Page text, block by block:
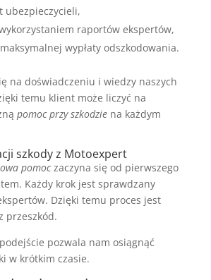
ubezpieczycieli,
raportów ekspertów,
wypłaty odszkodowania.
na doświadczeniu i wiedzy naszych
temu klient może liczyć na
pomoc przy szkodziena każdym
szkody z Motoexpert
pomoczaczyna się od pierwszego
Każdy krok jest sprawdzany
Dzięki temu proces jest
przeszkód.
pozwala nam osiągnąć
w krótkim czasie.